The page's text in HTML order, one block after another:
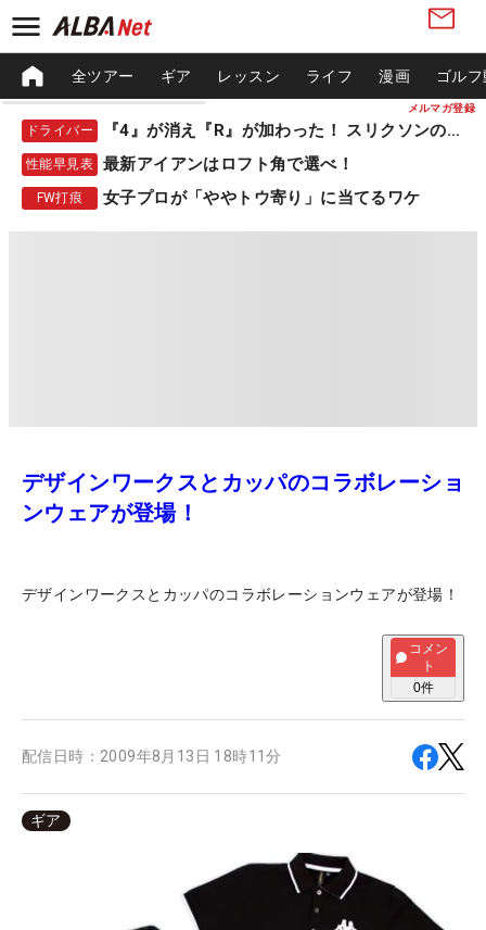
メルマガ登録
全ツアー ギア レッスン ライフ 漫画 ゴル
ドライバー 『4』が消え『R』が加わった！ スリクソンの新作
性能早見表 最新アイアンはロフト角で選べ！
FW打痕 女子プロが「ややトウ寄り」に当てるワケ
デザインワークスとカッパのコラボレーショ
ンウェアが登場！
デザインワークスとカッパのコラボレーションウェアが登場！
コメン
ト
0件
配信日時： 2009年8月13日 18時11分
ギア